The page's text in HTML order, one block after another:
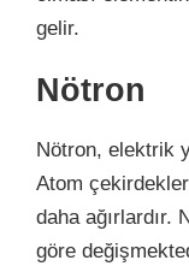
gelir.
Nötron
Nötron, elektrik
Atom
daha ağırlardır.
göre